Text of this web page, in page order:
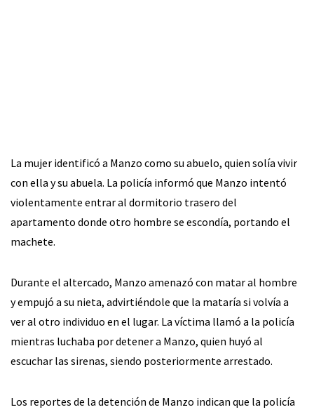
La mujer identificó a Manzo como su abuelo, quien solía vivir
con ella y su abuela. La policía informó que Manzo intentó
violentamente entrar al dormitorio trasero del
apartamento donde otro hombre se escondía, portando el
machete.
Durante el altercado, Manzo amenazó con matar al hombre
y empujó a su nieta, advirtiéndole que la mataría si volvía a
ver al otro individuo en el lugar. La víctima llamó a la policía
mientras luchaba por detener a Manzo, quien huyó al
escuchar las sirenas, siendo posteriormente arrestado.
Los reportes de la detención de Manzo indican que la policía